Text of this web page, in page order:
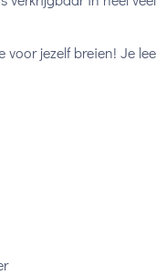
voor jezelf breien! Je